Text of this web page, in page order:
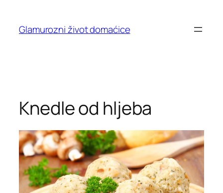
content
Glamurozni život domaćice
Knedle od hljeba